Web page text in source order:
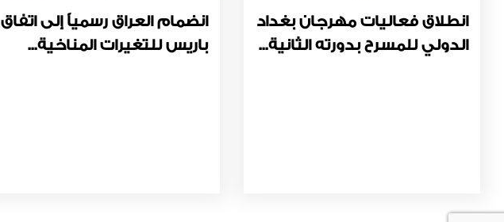
انطلاق فعاليات مهرجان بغداد
الدولي للمسرح بدورته الثانية...
انضمام العراق رسمياً إلى اتفاق
باريس للتغيرات المناخية...